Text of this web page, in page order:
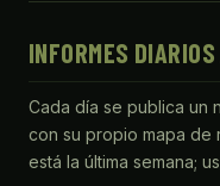
INFORMES
Cada día se publica un
con su propio mapa de
está la última semana;